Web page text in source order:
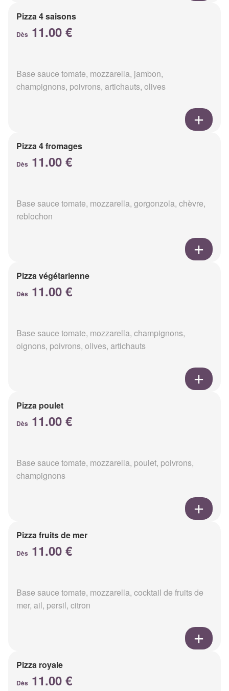
Pizza 4 saisons
Dès 11.00 €
Base sauce tomate, mozzarella, jambon,
champignons, poivrons, artichauts, olives
Pizza 4 fromages
Dès 11.00 €
Base sauce tomate, mozzarella, gorgonzola, chèvre,
reblochon
Pizza végétarienne
Dès 11.00 €
Base sauce tomate, mozzarella, champignons,
oignons, poivrons, olives, artichauts
Pizza poulet
Dès 11.00 €
Base sauce tomate, mozzarella, poulet, poivrons,
champignons
Pizza fruits de mer
Dès 11.00 €
Base sauce tomate, mozzarella, cocktail de fruits de
mer, ail, persil, citron
Pizza royale
Dès 11.00 €